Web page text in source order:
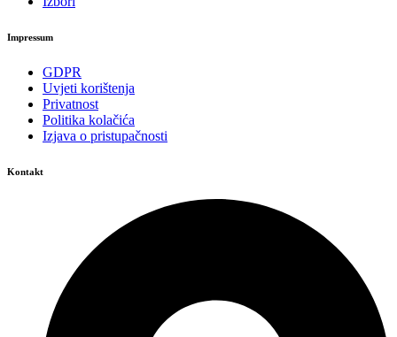
Impressum
GDPR
Uvjeti korištenja
Privatnost
Politika kolačića
Izjava o pristupačnosti
Kontakt